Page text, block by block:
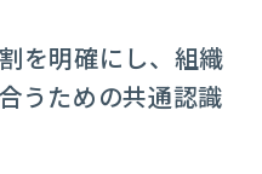
を明確にし、組織
うための共通認識